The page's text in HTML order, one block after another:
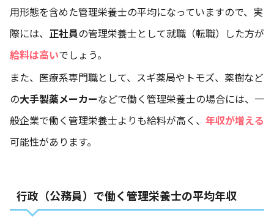
用形態を含めた管理栄養士の平均になっていますので、実
際には、 正社員の管理栄養士として就職（転職）した方が
給料は高いでしょう。
また、医療系専門職として、スギ薬局やトモズ、薬樹など
の大手製薬メーカーなどで働く管理栄養士の場合には、一
般企業で働く管理栄養士よりも給料が高く、 年収が増える
可能性があります。
行政（公務員）で働く管理栄養士の平均年収